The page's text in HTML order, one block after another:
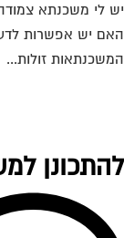
יש אפשרות
זולות...